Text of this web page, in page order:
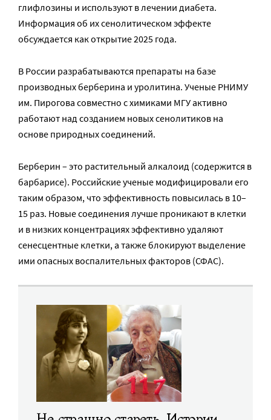
глифлозины и используют в лечении диабета.
Информация об их сенолитическом эффекте
обсуждается как открытие 2025 года.
В России разрабатываются препараты на базе
производных берберина и уролитина. Ученые РНИМУ
им. Пирогова совместно с химиками МГУ активно
работают над созданием новых сенолитиков на
основе природных соединений.
Берберин – это растительный алкалоид (содержится в
барбарисе). Российские ученые модифицировали его
таким образом, что эффективность повысилась в 10–
15 раз. Новые соединения лучше проникают в клетки
и в низких концентрациях эффективно удаляют
сенесцентные клетки, а также блокируют выделение
ими опасных воспалительных факторов (СФАС).